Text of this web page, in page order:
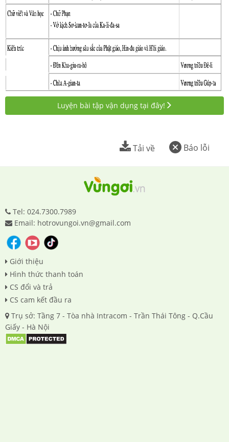
Luyện bài tập vận dụng tại đây!
Báo lỗi
Tải về
Tel: 024.7300.7989
Email: hotrovungoi.vn@gmail.com
Giới thiệu
Hình thức thanh toán
CS đổi và trả
CS cam kết đầu ra
Trụ sở: Tầng 7 - Tòa nhà Intracom - Trần Thái Tông - Q.Cầu
Giấy - Hà Nội